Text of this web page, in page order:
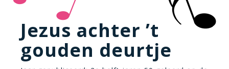
Jezus achter ’t
gouden deurtje